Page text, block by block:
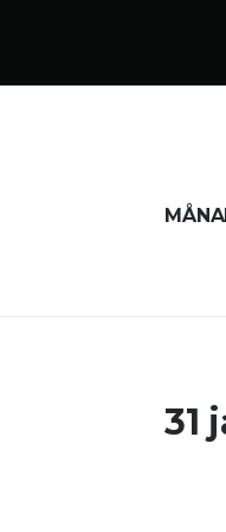
31